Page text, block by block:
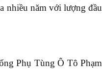
nhiều năm với lượng đầu
Phụ Tùng Ô Tô Phạm